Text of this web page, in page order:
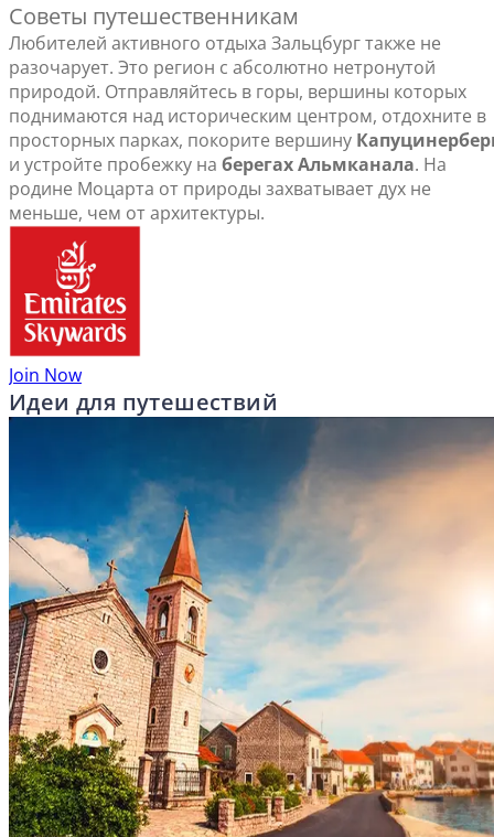
Советы путешественникам
Любителей активного отдыха Зальцбург также не
разочарует. Это регион с абсолютно нетронутой
природой. Отправляйтесь в горы, вершины которых
поднимаются над историческим центром, отдохните в
просторных парках, покорите вершину
и устройте пробежку на берегах Альмканала. На
родине Моцарта от природы захватывает дух не
меньше, чем от архитектуры.
Join Now
Идеи для путешествий